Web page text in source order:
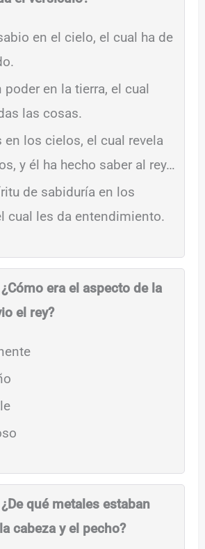
en el cielo, el cual ha de
poder en la tierra, el cual
las cosas.
en los cielos, el cual revela
y él ha hecho saber al rey…
de sabiduría en los
cual les da entendimiento.
era el aspecto de la
el rey?
qué metales estaban
cabeza y el pecho?